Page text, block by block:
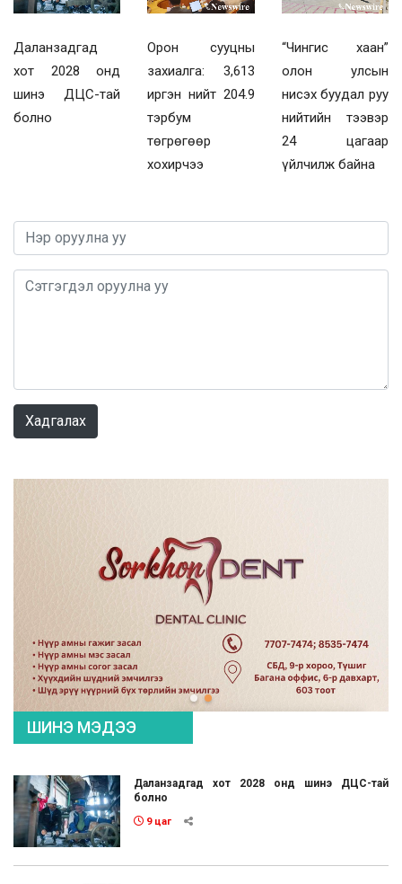
Даланзадгад
хот 2028 онд
шинэ ДЦС-тай
болно
Орон сууцны
захиалга: 3,613
иргэн нийт 204.9
тэрбум
төгрөгөөр
хохирчээ
“Чингис хаан”
олон улсын
нисэх буудал руу
нийтийн тээвэр
24 цагаар
үйлчилж байна
Хадгалах
ШИНЭ МЭДЭЭ
Даланзадгад хот 2028 онд шинэ ДЦС-тай
болно
9 цаг